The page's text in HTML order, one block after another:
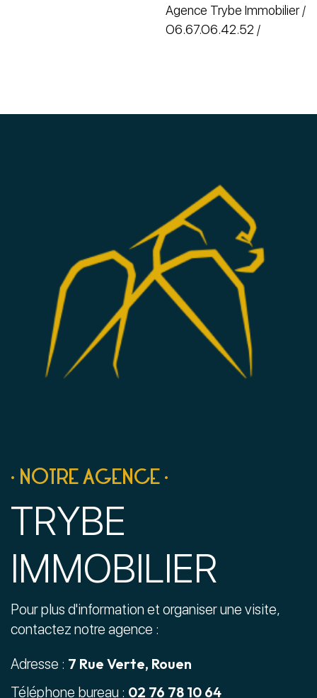
Agence Trybe Immobilier /
O6.67.O6.42.52 /
• NOTRE AGENCE •
TRYBE
IMMOBILIER
Pour plus d'information et organiser une visite,
contactez notre agence :
Adresse : 7 Rue Verte, Rouen
Téléphone bureau : 02 76 78 10 64